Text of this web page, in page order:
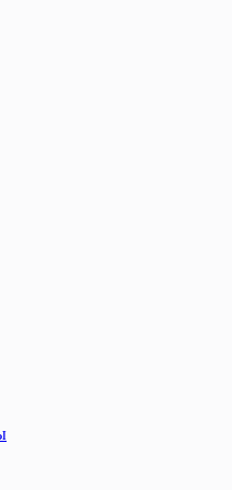
РРМ
резерва АВР
розеточные